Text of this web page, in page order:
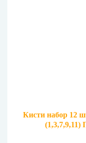
Кисти набор 12
(1,3,7,9,11)